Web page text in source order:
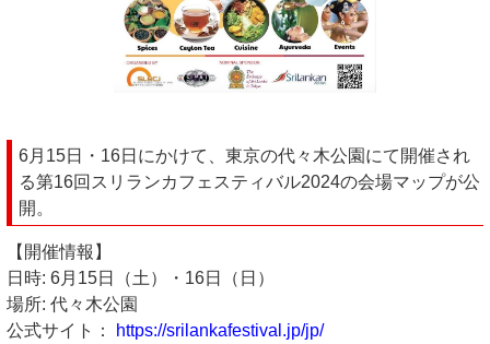
6月15日・16日にかけて、東京の代々木公園にて開催され
る第16回スリランカフェスティバル2024の会場マップが公
開。
【開催情報】
日時: 6月15日（土）・16日（日）
場所: 代々木公園
公式サイト：
https://srilankafestival.jp/jp/